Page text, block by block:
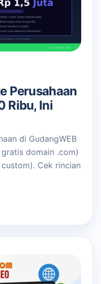
Perusahaan
Ribu, Ini
di GudangWEB
domain .com)
Cek rincian